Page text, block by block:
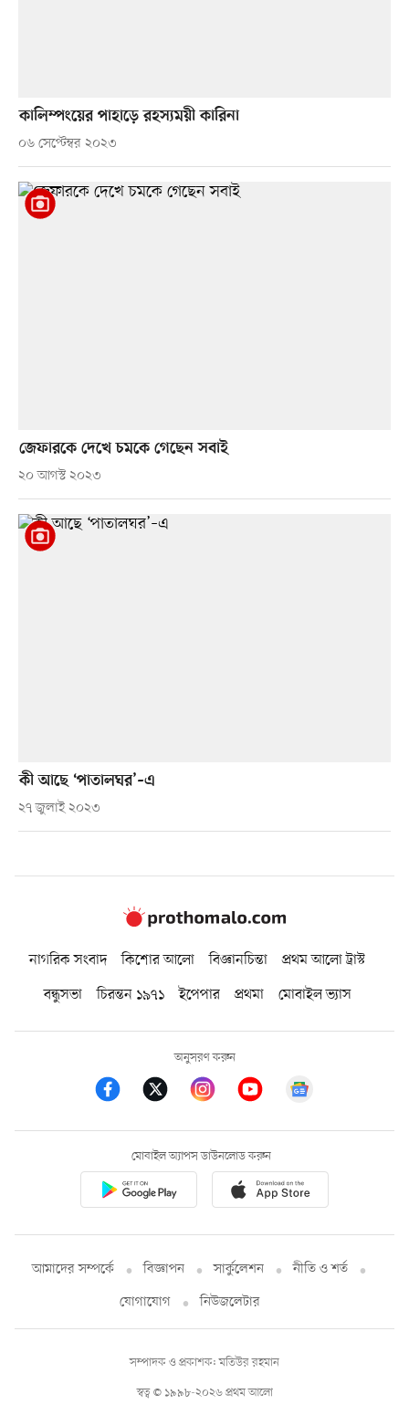
কালিম্পংয়ের পাহাড়ে রহস্যময়ী কারিনা
০৬ সেপ্টেম্বর ২০২৩
জেফারকে দেখে চমকে গেছেন সবাই
২০ আগস্ট ২০২৩
কী আছে ‘পাতালঘর’–এ
২৭ জুলাই ২০২৩
নাগরিক সংবাদ কিশোর আলো বিজ্ঞানচিন্তা
প্রথম আলো ট্রাস্ট
বন্ধুসভা
চিরন্তন ১৯৭১ ইপেপার প্রথমা মোবাইল ভ্যাস
অনুসরণ করুন
মোবাইল অ্যাপস ডাউনলোড করুন
আমাদের সম্পর্কে বিজ্ঞাপন সার্কুলেশন
নীতি ও শর্ত
যোগাযোগ
নিউজলেটার
স্বত্ব © ১৯৯৮-২০২৬ প্রথম আলো
সম্পাদক ও প্রকাশক: মতিউর রহমান